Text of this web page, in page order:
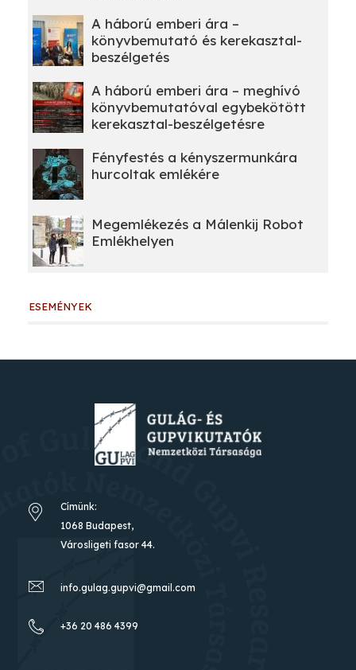
A háború emberi ára –
könyvbemutató és kerekasztal-
beszélgetés
A háború emberi ára – meghívó
könyvbemutatóval egybekötött
kerekasztal-beszélgetésre
Fényfestés a kényszermunkára
hurcoltak emlékére
Megemlékezés a Málenkij Robot
Emlékhelyen
ESEMÉNYEK
Címünk:
1068 Budapest,
Városligeti fasor 44.
info.gulag.gupvi@gmail.com
+36 20 486 4399